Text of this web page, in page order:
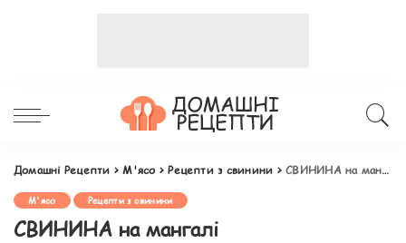
Домашні Рецепти >М'ясо>Рецепти з свинини >СВИНИНА на мангалі
М'ясо Рецепти з свинини
СВИНИНА на мангалі